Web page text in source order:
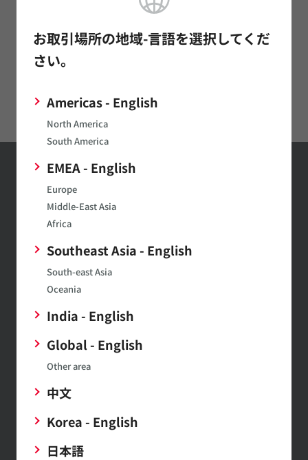
お取引場所の地域-言語を選択してくだ
さい。
Americas - English
North America
South America
EMEA - English
Europe
Middle-East Asia
Africa
Southeast Asia - English
South-east Asia
Oceania
India - English
Global - English
Other area
中文
Korea - English
日本語
2015/12/15
「my Murata®」にLC Filter Site（英語）を公開
村田製作所メール
マガジンの登録
最新の製品情報やイベントの紹介
など幅広い情報を月1～２回お届
けします。
SimSurfing
ムラタ製品の特性表示や特性データのダウンロードがで
きます。
村田製作所ウェブサイトへのご意見・ご要望